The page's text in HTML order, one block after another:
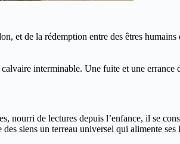
et de la rédemption entre des êtres humains
interminable. Une fuite et une errance
nourri de lectures depuis l’enfance, il se
siens un terreau universel qui alimente